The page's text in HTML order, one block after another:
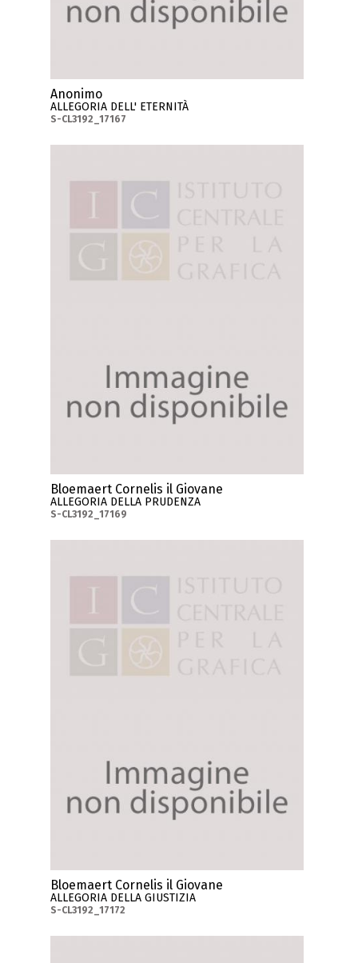
Anonimo
ALLEGORIA DELL' ETERNITÀ
S-CL3192_17167
Bloemaert Cornelis il Giovane
ALLEGORIA DELLA PRUDENZA
S-CL3192_17169
Bloemaert Cornelis il Giovane
ALLEGORIA DELLA GIUSTIZIA
S-CL3192_17172